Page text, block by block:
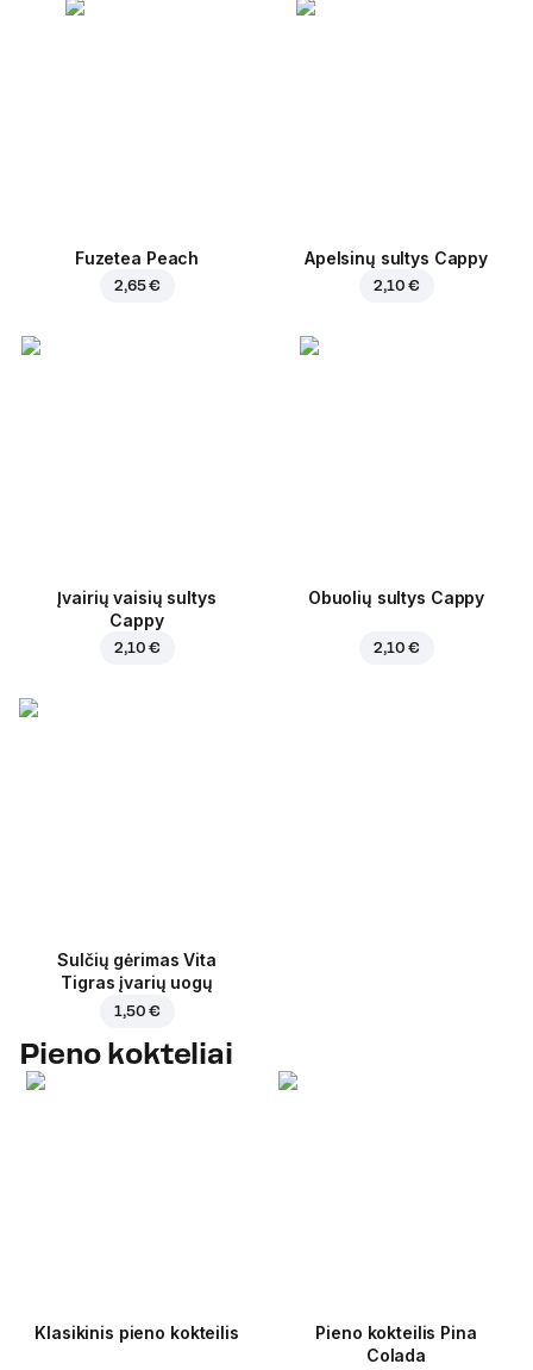
Fuzetea Peach
2,65 €
Apelsinų sultys Cappy
2,10 €
Įvairių vaisių sultys
Cappy
2,10 €
Obuolių sultys Cappy
2,10 €
Sulčių gėrimas Vita
Tigras įvarių uogų
1,50 €
Pieno kokteliai
Klasikinis pieno kokteilis
Pieno kokteilis Pina
Colada